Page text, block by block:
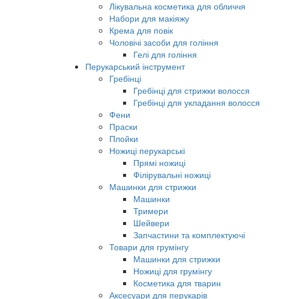
Лікувальна косметика для обличчя
Набори для макіяжу
Крема для повік
Чоловічі засоби для гоління
Гелі для гоління
Перукарський інструмент
Гребінці
Гребінці для стрижки волосся
Гребінці для укладання волосся
Фени
Праски
Плойки
Ножиці перукарські
Прямі ножиці
Філірувальні ножиці
Машинки для стрижки
Машинки
Тримери
Шейвери
Запчастини та комплектуючі
Товари для грумінгу
Машинки для стрижки
Ножиці для грумінгу
Косметика для тварин
Аксесуари для перукарів